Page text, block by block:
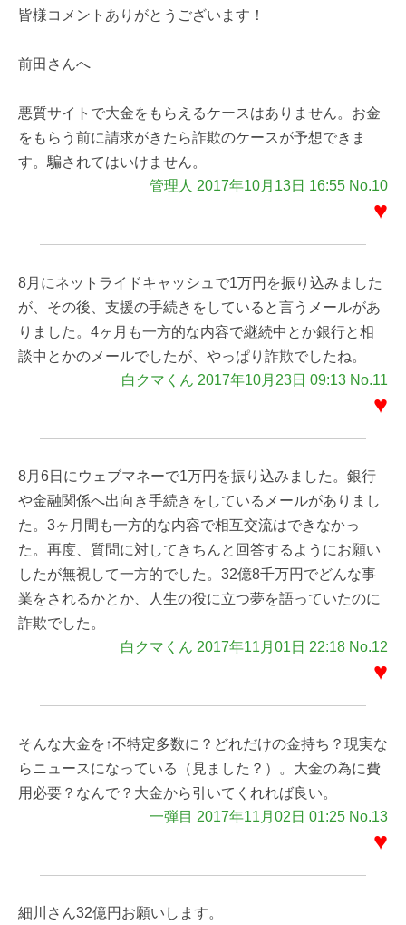
皆様コメントありがとうございます！
前田さんへ
悪質サイトで大金をもらえるケースはありません。お金
をもらう前に請求がきたら詐欺のケースが予想できま
す。騙されてはいけません。
管理人 2017年10月13日 16:55 No.10
♥
8月にネットライドキャッシュで1万円を振り込みました
が、その後、支援の手続きをしていると言うメールがあ
りました。4ヶ月も一方的な内容で継続中とか銀行と相
談中とかのメールでしたが、やっぱり詐欺でしたね。
白クマくん 2017年10月23日 09:13 No.11
♥
8月6日にウェブマネーで1万円を振り込みました。銀行
や金融関係へ出向き手続きをしているメールがありまし
た。3ヶ月間も一方的な内容で相互交流はできなかっ
た。再度、質問に対してきちんと回答するようにお願い
したが無視して一方的でした。32億8千万円でどんな事
業をされるかとか、人生の役に立つ夢を語っていたのに
詐欺でした。
白クマくん 2017年11月01日 22:18 No.12
♥
そんな大金を↑不特定多数に？どれだけの金持ち？現実な
らニュースになっている（見ました？）。大金の為に費
用必要？なんで？大金から引いてくれれば良い。
一弾目 2017年11月02日 01:25 No.13
♥
細川さん32億円お願いします。